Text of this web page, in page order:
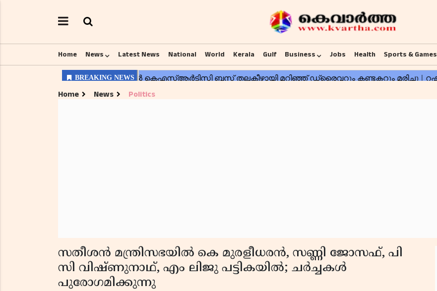
Home News Latest News National World Kerala Gulf Business Jobs Health Sports & Games
Home News Politics
സതീശൻ മന്ത്രിസഭയിൽ കെ മുരളീധരൻ, സണ്ണി ജോസഫ്, പി
സി വിഷ്ണുനാഥ്, എം ലിജു പട്ടികയിൽ; ചർച്ചകൾ
പുരോഗമിക്കുന്നു